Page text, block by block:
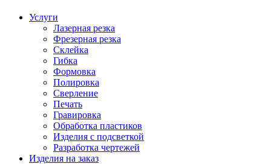
Услуги
Лазерная резка
Фрезерная резка
Склейка
Гибка
Формовка
Полировка
Сверление
Печать
Гравировка
Обработка пластиков
Изделия с подсветкой
Разработка чертежей
Изделия на заказ